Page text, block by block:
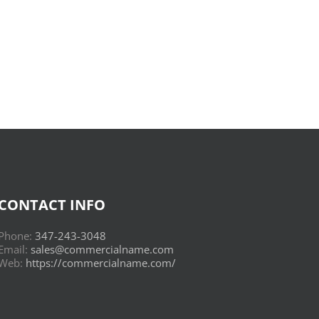
INFO
347-243-3048
sales@commercialname.com
https://commercialname.com/